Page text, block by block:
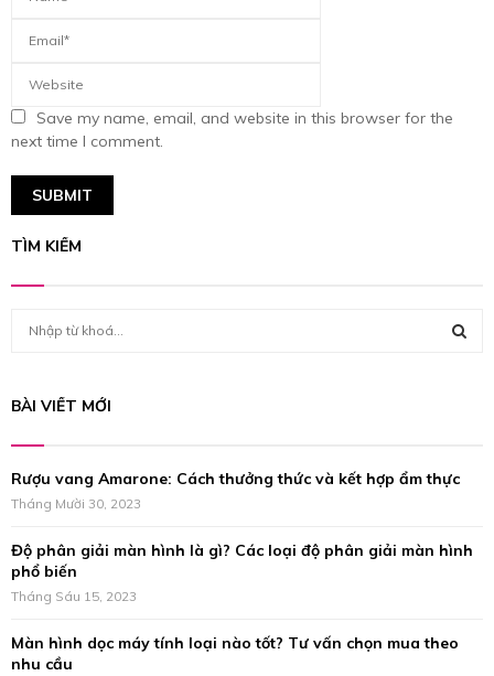
Save my name, email, and website in this browser for the
next time I comment.
TÌM KIẾM
c
o
r
C
BÀI VIẾT MỚI
Rượu vang Amarone: Cách thưởng thức và kết hợp ẩm thực
Tháng Mười 30, 2023
Độ phân giải màn hình là gì? Các loại độ phân giải màn hình
phổ biến
Tháng Sáu 15, 2023
Màn hình dọc máy tính loại nào tốt? Tư vấn chọn mua theo
nhu cầu